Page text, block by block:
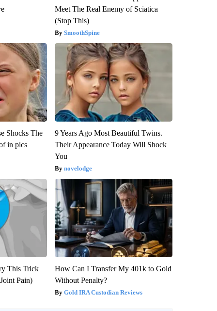
Meet The Real Enemy of Sciatica
(Stop This)
SmoothSpine
Shocks The
in pics
9 Years Ago Most Beautiful Twins.
Their Appearance Today Will Shock
You
novelodge
This Trick
Pain)
How Can I Transfer My 401k to Gold
Without Penalty?
Gold IRA Custodian Reviews